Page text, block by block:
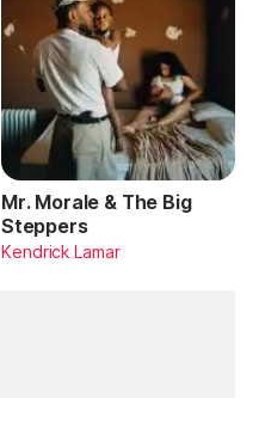
Mr. Morale & The Big
Steppers
Kendrick Lamar